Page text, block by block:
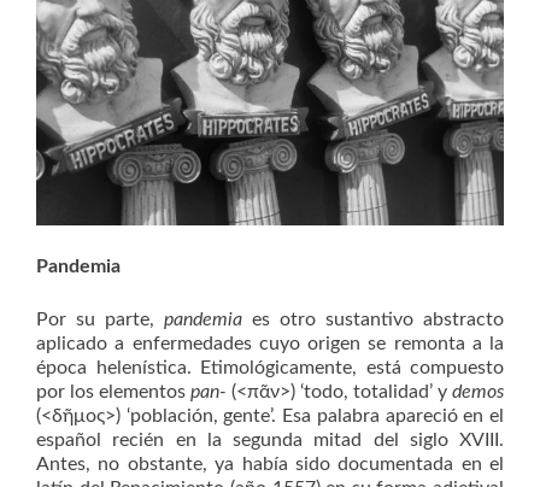
Pandemia
Por su parte, pandemia es otro sustantivo abstracto
aplicado a enfermedades cuyo origen se remonta a la
época helenística. Etimológicamente, está compuesto
por los elementos pan- (<πᾶν>) ‘todo, totalidad’ y demos
(<δῆμος>) ‘población, gente’. Esa palabra apareció en el
español recién en la segunda mitad del siglo XVIII.
Antes, no obstante, ya había sido documentada en el